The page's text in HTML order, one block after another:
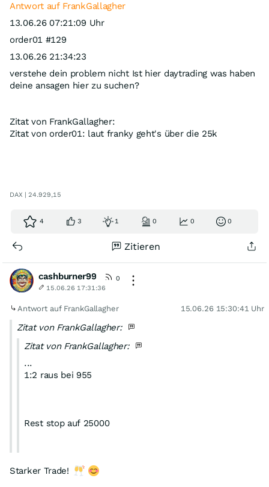
Antwort auf FrankGallagher
13.06.26 07:21:09 Uhr
order01 #129
13.06.26 21:34:23
verstehe dein problem nicht Ist hier daytrading was haben
deine ansagen hier zu suchen?
Zitat von FrankGallagher:
Zitat von order01: laut franky geht's über die 25k
DAX | 24.929,15
4 3 1 0 0 0
Zitieren
cashburner99
0
15.06.26 17:31:36
Antwort auf FrankGallagher 15.06.26 15:30:41 Uhr
Zitat von FrankGallagher:
Zitat von FrankGallagher:
...
1:2 raus bei 955
Rest stop auf 25000
Starker Trade!